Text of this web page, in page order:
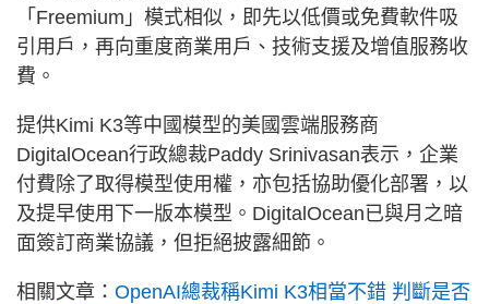
「Freemium」模式相似，即先以低價或免費軟件吸
引用戶，再向重度商業用戶、技術支援及增值服務收
費。
提供Kimi K3等中國模型的美國雲端服務商
DigitalOcean行政總裁Paddy Srinivasan表示，企業
付費除了取得模型使用權，亦包括協助優化部署，以
及提早使用下一版本模型。DigitalOcean已與月之暗
面簽訂商業協議，但拒絕披露細節。
相關文章： OpenAI總裁稱Kimi K3相當不錯 判斷是否